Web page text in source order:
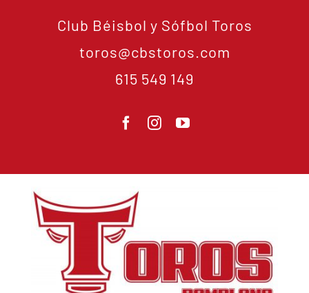
Club Béisbol y Sófbol Toros
toros@cbstoros.com
615 549 149